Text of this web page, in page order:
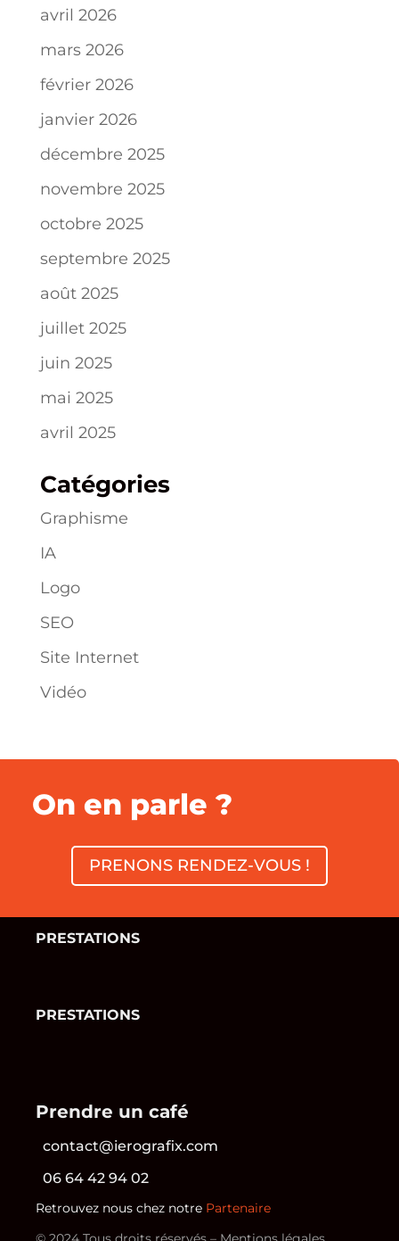
avril 2026
mars 2026
février 2026
janvier 2026
décembre 2025
novembre 2025
octobre 2025
septembre 2025
août 2025
juillet 2025
juin 2025
mai 2025
avril 2025
Catégories
Graphisme
IA
Logo
SEO
Site Internet
Vidéo
On en parle ?
PRENONS RENDEZ-VOUS !
PRESTATIONS
PRESTATIONS
Prendre un café
contact@ierografix.com
06 64 42 94 02
Retrouvez nous chez notre Partenaire